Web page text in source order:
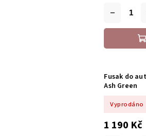
Fusak do
Ash Green
Vyprodáno
1 190 Kč